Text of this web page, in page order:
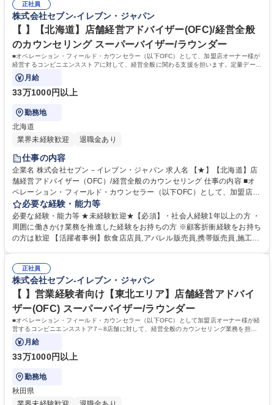
へと繋げていきます。 募集職種 【★】営業経験者向け【東海エリア】店
舗経営アドバイザー(OFC)
パス】総合職となりますので、OFCのご経験を経た後は、商品 企画や管
理部門、海外事業等、様々なキャリアパスがあります。 学歴・資格 学
歴：大学院 大学 高専 短大 専修学校 高校 語学力： 資格：第一種運転免許
普通自動車
正社員
株式会社セブン-イレブン・ジャパン
【 】【北海道】店舗経営アドバイザー(OFC)/経営全般
のカウンセリング スーパーバイザー/ラウンダー
■オペレーション・フィールド・カウンセラー（以下OFC）として、加盟店オーナー様が
経営するコンビニエンスストアに対して、経営全般に関わる支援を担います。定量データ
に基づく運営支援業務をお任せします。
月給
33万1000円以上
勤務地
北海道
業界未経験歓迎
退職金あり
仕事の内容
企業名 株式会社セブン－イレブン・ジャパン 求人名 【★】【北海道】店
舗経営アドバイザー（OFC）/経営全般のカウンセリング 仕事の内容 ■オ
ペレーション・フィールド・カウンセラー（以下OFC）として、加盟店オ
ーナー様が経営するコンビニエンスストアに対して、経営全般に関わる支
援を担います。定量データに基づく運営支援業務をお任せします。 【業務
例】商圏分析、競合調査、売上や販売数等データ分析、売場確認、発注や
売場作りアドバイス、個店行為計画の作成、従業員教育サポート等がござ
オーナー様の方針もふまえた個店カウンセリングへと繋げていきます。 募
集職種 【★】【北海道】店舗経営アドバイザー（OFC）/経営全般のカウ
ンセリング
必要な経験・能力等
必要な経験・能力等 ★未経験歓迎★【必須】・社会人経験1年以上の方 ・
周囲に働きかけ業務を推進した経験をお持ちの方 ※顧客折衝経験をお持ち
の方は歓迎 【活躍者事例】飲食店店員,アパレル販売員,携帯販売員,施工管
あります。 ・ＯＦＣ職限定、エリアを限定して働く制度 ※エリア内転勤
は有り ・育児や介護等にて、転勤無しになる制度 ・育児や介護等にて、
短時間で働く制度 学歴・資格 学歴：大学院 大学 高専 短大 専修学校 高校
語学力： 資格：第一種運転免許普通自動車
正社員
株式会社セブン-イレブン・ジャパン
【 】営業経験者向け【東北エリア】店舗経営アドバイ
ザー(OFC) スーパーバイザー/ラウンダー
■オペレーション・フィールド・カウンセラー（以下OFC）として加盟店オーナー様が経
営するコンビニエンスストア7～8店舗に対して、経営全般のカウンセリング業務を担当
いただきます。
月給
33万1000円以上
勤務地
秋田県